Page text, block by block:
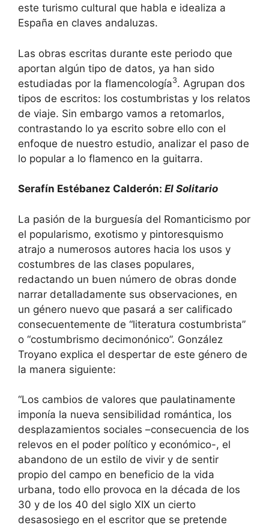
este turismo cultural que habla e idealiza a
España en claves andaluzas.
Las obras escritas durante este periodo que
aportan algún tipo de datos, ya han sido
estudiadas por la flamencología3. Agrupan dos
tipos de escritos: los costumbristas y los relatos
de viaje. Sin embargo vamos a retomarlos,
contrastando lo ya escrito sobre ello con el
enfoque de nuestro estudio, analizar el paso de
lo popular a lo flamenco en la guitarra.
Serafín Estébanez Calderón: El Solitario
La pasión de la burguesía del Romanticismo por
el popularismo, exotismo y pintoresquismo
atrajo a numerosos autores hacia los usos y
costumbres de las clases populares,
redactando un buen número de obras donde
narrar detalladamente sus observaciones, en
un género nuevo que pasará a ser calificado
consecuentemente de “literatura costumbrista”
o “costumbrismo decimonónico”. González
Troyano explica el despertar de este género de
la manera siguiente:
“Los cambios de valores que paulatinamente
imponía la nueva sensibilidad romántica, los
desplazamientos sociales –consecuencia de los
relevos en el poder político y económico-, el
abandono de un estilo de vivir y de sentir
propio del campo en beneficio de la vida
urbana, todo ello provoca en la década de los
30 y de los 40 del siglo XIX un cierto
desasosiego en el escritor que se pretende